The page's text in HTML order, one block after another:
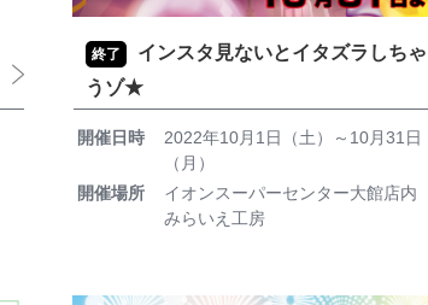
終了
インスタ見ないとイタズラしちゃ
うゾ★
開催日時
2022年10月1日（土）～10月31日
（月）
開催場所
イオンスーパーセンター大館店内
みらいえ工房